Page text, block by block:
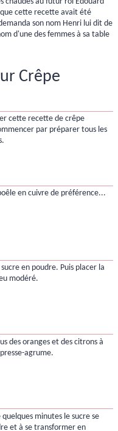
cette recette avait été
son nom Henri lui dit de
d'une des femmes à sa table
Crêpe
cette recette de crêpe
par préparer tous les
en cuivre de préférence...
en poudre. Puis placer la
modéré.
des oranges et des citrons à
agrume.
minutes le sucre se
et à se transformer en